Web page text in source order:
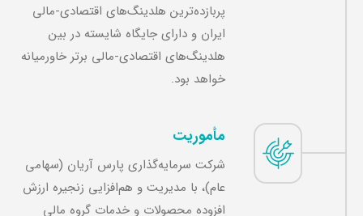
پربازده‌ترین هلدینگ‌های اقتصادی-مالی
ایران و دارای جایگاه شایسته در بین
هلدینگ‌های اقتصادی-مالی برتر خاورمیانه
خواهد بود.
مأموریت
شرکت سرمایه‌گذاری پارس آریان (سهامی
عام)، با مدیریت و هم‌افزایی زنجیره ارزش
افزوده محصولات و خدمات گروه مالی